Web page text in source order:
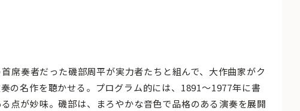
席奏者だった磯部周平が実力者たちと組んで、大作曲家がク
の名作を聴かせる。プログラム的には、1891〜1977年に書
点が妙味。磯部は、まろやかな音色で品格のある演奏を展開